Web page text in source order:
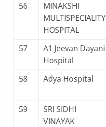
56
MINAKSHI
MULTISPECIALITY
HOSPITAL
57
A1 Jeevan Dayani
Hospital
58 Adya Hospital
59
SRI SIDHI
VINAYAK